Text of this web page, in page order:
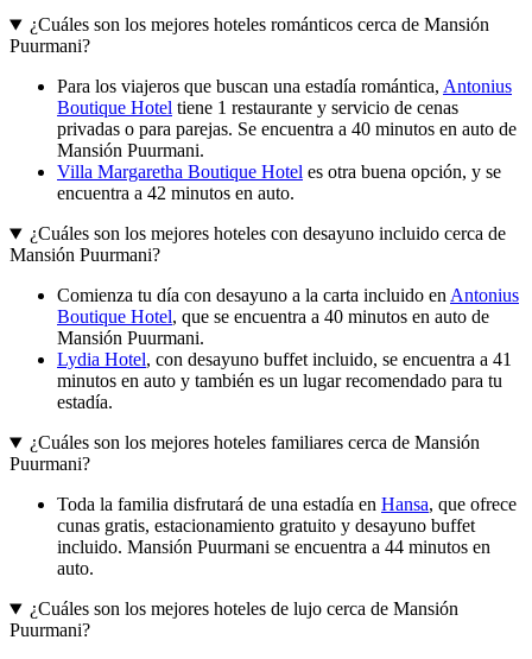
¿Cuáles son los mejores hoteles románticos cerca de Mansión
Puurmani?
Para los viajeros que buscan una estadía romántica, Antonius
Boutique Hotel tiene 1 restaurante y servicio de cenas
privadas o para parejas. Se encuentra a 40 minutos en auto de
Mansión Puurmani.
Villa Margaretha Boutique Hotel es otra buena opción, y se
encuentra a 42 minutos en auto.
¿Cuáles son los mejores hoteles con desayuno incluido cerca de
Mansión Puurmani?
Comienza tu día con desayuno a la carta incluido en Antonius
Boutique Hotel, que se encuentra a 40 minutos en auto de
Mansión Puurmani.
Lydia Hotel, con desayuno buffet incluido, se encuentra a 41
minutos en auto y también es un lugar recomendado para tu
estadía.
¿Cuáles son los mejores hoteles familiares cerca de Mansión
Puurmani?
Toda la familia disfrutará de una estadía en Hansa, que ofrece
cunas gratis, estacionamiento gratuito y desayuno buffet
incluido. Mansión Puurmani se encuentra a 44 minutos en
auto.
¿Cuáles son los mejores hoteles de lujo cerca de Mansión
Puurmani?